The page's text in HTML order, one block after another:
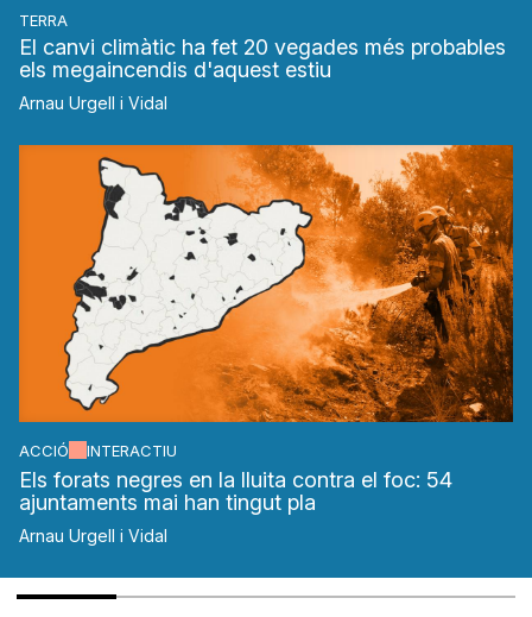
TERRA
El canvi climàtic ha fet 20 vegades més probables
els megaincendis d'aquest estiu
Arnau Urgell i Vidal
ACCIÓ INTERACTIU
Els forats negres en la lluita contra el foc: 54
ajuntaments mai han tingut pla
Arnau Urgell i Vidal